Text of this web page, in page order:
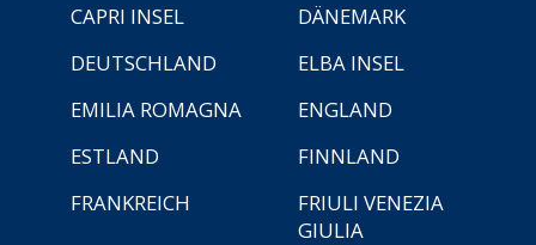
CAPRI INSEL
DÄNEMARK
DEUTSCHLAND
ELBA INSEL
EMILIA ROMAGNA
ENGLAND
ESTLAND
FINNLAND
FRANKREICH
FRIULI VENEZIA
GIULIA